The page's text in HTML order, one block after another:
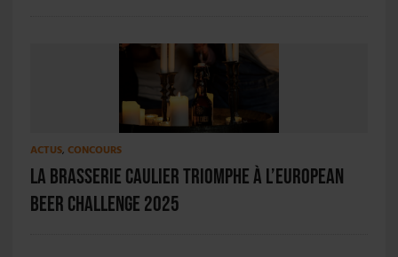
ACTUS, CONCOURS
La Brasserie Caulier triomphe à l’European
Beer Challenge 2025